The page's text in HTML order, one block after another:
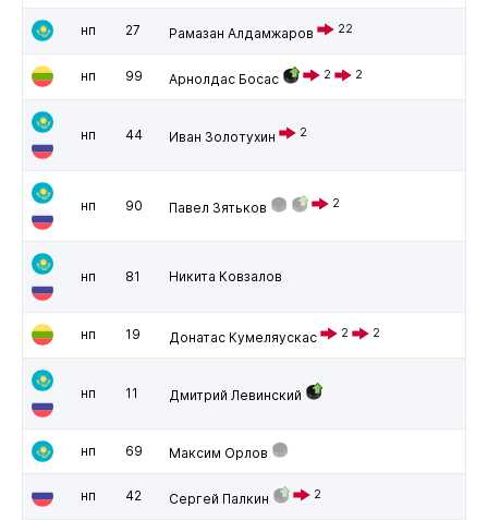
нп 27 Рамазан Алдамжаров 22
нп 99 Арнолдас Босас 2 2
нп 44 Иван Золотухин 2
нп 90 Павел Зятьков 2
нп 81 Никита Ковзалов
нп 19 Донатас Кумеляускас 2 2
нп 11 Дмитрий Левинский
нп 69 Максим Орлов
нп 42 Сергей Палкин 2